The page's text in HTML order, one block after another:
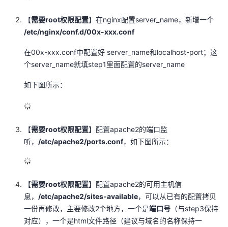
播
活
动
的
关
注
程
认
证
的
实
验
我
的
收
藏
支
持
声
建
议
【需要root权限配置】在nginx配置server_name，新增一个
/etc/nginx/conf.d/00x-xxx.conf
在00x-xxx.conf中配置好 server_name和localhost-port；这
个server_name就填step1里面配置的server_name
如下图所示：
【需要root权限配置】配置apache2的端口监
听， /etc/apache2/ports.conf，如下图所示：
【需要root权限配置】配置apache2的可用主机信
息， /etc/apache2/sites-available，可以从已有的配置拷贝
一份再修改，主要修改2个地方，一个是端口号 （与step3保持
对应），一个是html文件路径（建议与域名的名称保持一